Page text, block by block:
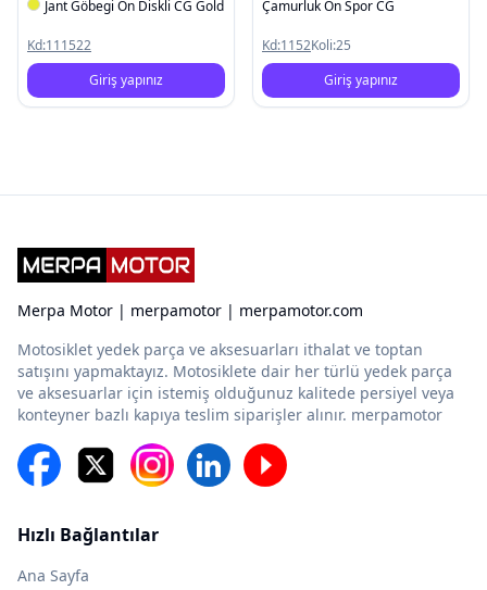
Jant Göbegi Ön Diskli CG Gold
Kd:111522
Giriş yapınız
Çamurluk Ön Spor CG
Kd:1152Koli:25
Giriş yapınız
Merpa Motor | merpamotor | merpamotor.com
Motosiklet yedek parça ve aksesuarları ithalat ve toptan
satışını yapmaktayız. Motosiklete dair her türlü yedek parça
ve aksesuarlar için istemiş olduğunuz kalitede persiyel veya
konteyner bazlı kapıya teslim siparişler alınır. merpamotor
Hızlı Bağlantılar
Ana Sayfa